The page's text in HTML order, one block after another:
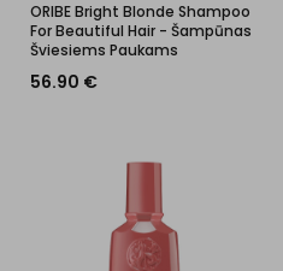
ORIBE Bright Blonde Shampoo
For Beautiful Hair - Šampūnas
Šviesiems Paukams
56.90 €